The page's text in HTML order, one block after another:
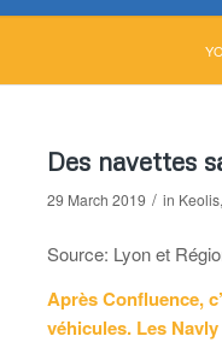
Des navettes
29 March 2019 / in Keolis,
Source: Lyon et
Après Confluence,
véhicules. Les